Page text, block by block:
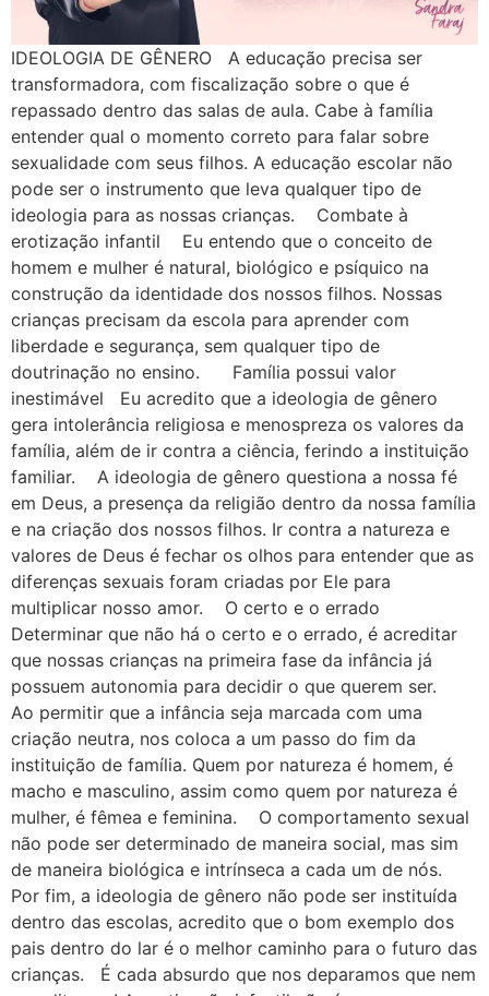
IDEOLOGIA DE GÊNERO A educação precisa ser
transformadora, com fiscalização sobre o que é
repassado dentro das salas de aula. Cabe à família
entender qual o momento correto para falar sobre
sexualidade com seus filhos. A educação escolar não
pode ser o instrumento que leva qualquer tipo de
ideologia para as nossas crianças. Combate à
erotização infantil Eu entendo que o conceito de
homem e mulher é natural, biológico e psíquico na
construção da identidade dos nossos filhos. Nossas
crianças precisam da escola para aprender com
liberdade e segurança, sem qualquer tipo de
doutrinação no ensino. Família possui valor
inestimável Eu acredito que a ideologia de gênero
gera intolerância religiosa e menospreza os valores da
família, além de ir contra a ciência, ferindo a instituição
familiar. A ideologia de gênero questiona a nossa fé
em Deus, a presença da religião dentro da nossa família
e na criação dos nossos filhos. Ir contra a natureza e
valores de Deus é fechar os olhos para entender que as
diferenças sexuais foram criadas por Ele para
multiplicar nosso amor. O certo e o errado
Determinar que não há o certo e o errado, é acreditar
que nossas crianças na primeira fase da infância já
possuem autonomia para decidir o que querem ser.
Ao permitir que a infância seja marcada com uma
criação neutra, nos coloca a um passo do fim da
instituição de família. Quem por natureza é homem, é
macho e masculino, assim como quem por natureza é
mulher, é fêmea e feminina. O comportamento sexual
não pode ser determinado de maneira social, mas sim
de maneira biológica e intrínseca a cada um de nós.
Por fim, a ideologia de gênero não pode ser instituída
dentro das escolas, acredito que o bom exemplo dos
pais dentro do lar é o melhor caminho para o futuro das
crianças. É cada absurdo que nos deparamos que nem